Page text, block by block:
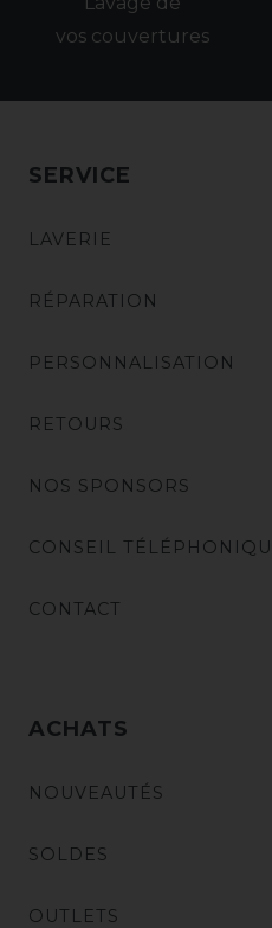
vos couvertures
SERVICE
LAVERIE
RÉPARATION
PERSONNALISATION
RETOURS
NOS SPONSORS
CONSEIL
CONTACT
ACHATS
NOUVEAUTÉS
SOLDES
OUTLETS